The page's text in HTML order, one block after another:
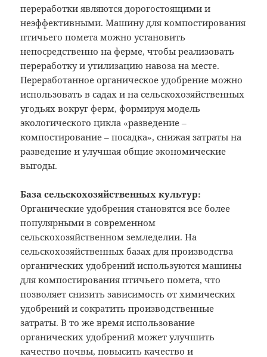
переработки являются дорогостоящими и
неэффективными. Машину для компостирования
птичьего помета можно установить
непосредственно на ферме, чтобы реализовать
переработку и утилизацию навоза на месте.
Переработанное органическое удобрение можно
использовать в садах и на сельскохозяйственных
угодьях вокруг ферм, формируя модель
экологического цикла «разведение –
компостирование – посадка», снижая затраты на
разведение и улучшая общие экономические
выгоды.
База сельскохозяйственных культур:
Органические удобрения становятся все более
популярными в современном
сельскохозяйственном земледелии. На
сельскохозяйственных базах для производства
органических удобрений используются машины
для компостирования птичьего помета, что
позволяет снизить зависимость от химических
удобрений и сократить производственные
затраты. В то же время использование
органических удобрений может улучшить
качество почвы, повысить качество и